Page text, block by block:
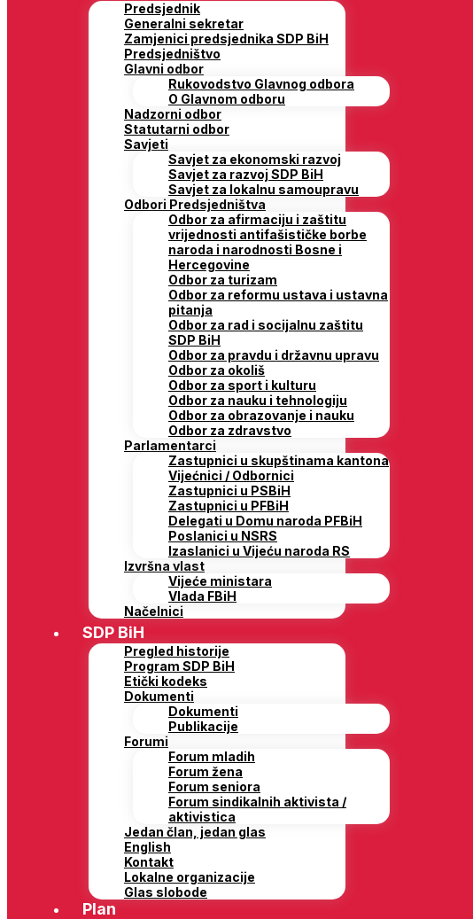
Predsjednik
Generalni sekretar
Zamjenici predsjednika SDP BiH
Predsjedništvo
Glavni odbor
Rukovodstvo Glavnog odbora
O Glavnom odboru
Nadzorni odbor
Statutarni odbor
Savjeti
Savjet za ekonomski razvoj
Savjet za razvoj SDP BiH
Savjet za lokalnu samoupravu
Odbori Predsjedništva
Odbor za afirmaciju i zaštitu
vrijednosti antifašističke borbe
naroda i narodnosti Bosne i
Hercegovine
Odbor za turizam
Odbor za reformu ustava i ustavna
pitanja
Odbor za rad i socijalnu zaštitu
SDP BiH
Odbor za pravdu i državnu upravu
Odbor za okoliš
Odbor za sport i kulturu
Odbor za nauku i tehnologiju
Odbor za obrazovanje i nauku
Odbor za zdravstvo
Parlamentarci
Zastupnici u skupštinama kantona
Vijećnici / Odbornici
Zastupnici u PSBiH
Zastupnici u PFBiH
Delegati u Domu naroda PFBiH
Poslanici u NSRS
Izaslanici u Vijeću naroda RS
Izvršna vlast
Vijeće ministara
Vlada FBiH
Načelnici
SDP BiH
Pregled historije
Program SDP BiH
Etički kodeks
Dokumenti
Dokumenti
Publikacije
Forumi
Forum mladih
Forum žena
Forum seniora
Forum sindikalnih aktivista /
aktivistica
Jedan član, jedan glas
English
Kontakt
Lokalne organizacije
Glas slobode
Plan